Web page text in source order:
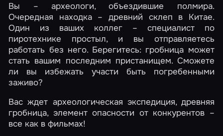
Вы – археологи, объездившие полмира.
Очередная находка – древний склеп в Китае.
Один из ваших коллег – специалист по
пиротехнике простыл, и вы отправляетесь
работать без него. Берегитесь: гробница может
стать вашим последним пристанищем. Сможете
ли вы избежать участи быть погребенными
заживо?
Вас ждет археологическая экспедиция, древняя
гробница, элемент опасности от конкурентов –
все как в фильмах!